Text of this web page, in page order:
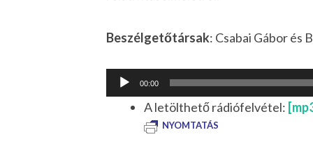
Beszélgetőtársak: Csabai Gábor és
Audió
lejátszó
00:00
A letölthető rádiófelvétel:
NYOMTATÁS